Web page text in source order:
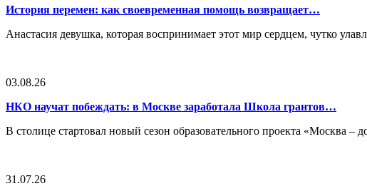
История перемен: как своевременная помощь возвращает…
Анастасия девушка, которая воспринимает этот мир сердцем, чутко
03.08.26
НКО научат побеждать: в Москве заработала Школа грантов…
В столице стартовал новый сезон образовательного проекта
31.07.26